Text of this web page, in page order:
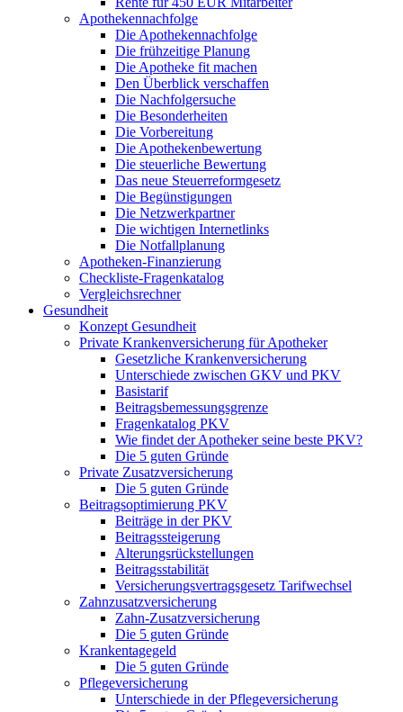
Apothekennachfolge
Die Apothekennachfolge
Die frühzeitige Planung
Die Apotheke fit machen
Den Überblick verschaffen
Die Nachfolgersuche
Die Besonderheiten
Die Vorbereitung
Die Apothekenbewertung
Die steuerliche Bewertung
Das neue Steuerreformgesetz
Die Begünstigungen
Die Netzwerkpartner
Die wichtigen Internetlinks
Die Notfallplanung
Apotheken-Finanzierung
Checkliste-Fragenkatalog
Vergleichsrechner
Gesundheit
Konzept Gesundheit
Private Krankenversicherung für Apotheker
Gesetzliche Krankenversicherung
Unterschiede zwischen GKV und PKV
Basistarif
Beitragsbemessungsgrenze
Fragenkatalog PKV
Wie findet der Apotheker seine beste PKV?
Die 5 guten Gründe
Private Zusatzversicherung
Die 5 guten Gründe
Beitragsoptimierung PKV
Beiträge in der PKV
Beitragssteigerung
Alterungsrückstellungen
Beitragsstabilität
Versicherungsvertragsgesetz Tarifwechsel
Zahnzusatzversicherung
Zahn-Zusatzversicherung
Die 5 guten Gründe
Krankentagegeld
Die 5 guten Gründe
Pflegeversicherung
Unterschiede in der Pflegeversicherung